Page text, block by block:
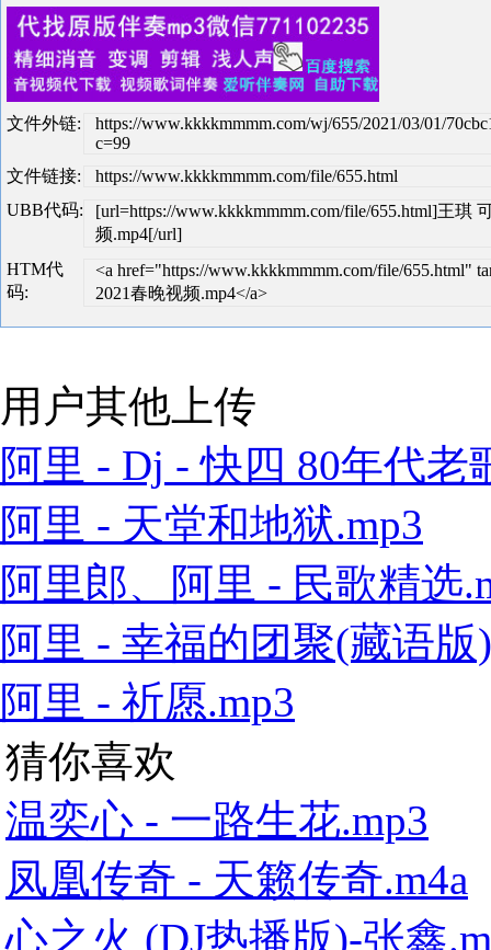
文件外链:
https://www.kkkkmmmm.com/wj/655/2021/03/01/
c=99
文件链接:
https://www.kkkkmmmm.com/file/655.html
UBB代码:
[url=https://www.kkkkmmmm.com/file/655.html]王琪
频.mp4[/url]
HTM代
码:
<a href="https://www.kkkkmmmm.com/file/655.html"
2021春晚视频.mp4</a>
用户其他上传
阿里 - Dj - 快四 80年代老
阿里 - 天堂和地狱.mp3
阿里郎、阿里 - 民歌精选
阿里 - 幸福的团聚(藏语版
阿里 - 祈愿.mp3
猜你喜欢
温奕心 - 一路生花.mp3
凤凰传奇 - 天籁传奇.m4a
心之火 (DJ热播版)-张鑫